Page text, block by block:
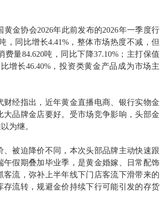
金协会2026年此前发布的2026年一季度行
，同比增长4.41%，整体市场热度不减，但
量84.620吨，同比下降37.10%；主打保值
增长46.40%，投资类黄金产品成为市场主
经指出，近年黄金直播电商、银行实物金
品牌金店要好。受市场竞争影响，头部金
为继。
被迫降价不同，本次头部品牌主动快速跟
假期叠加毕业季，是黄金婚嫁、日常配饰
流，弥补上半年线下门店客流下滑带来的
流转，规避金价持续下行可能引发的存货